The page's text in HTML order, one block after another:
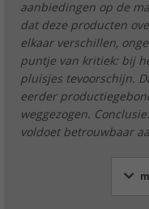
aanbiedingen op de
dat deze producten
elkaar verschillen,
puntje van kritiek: bij
pluisjes tevoorschijn.
eerder
weggezogen.
voldoet betrouwbaar